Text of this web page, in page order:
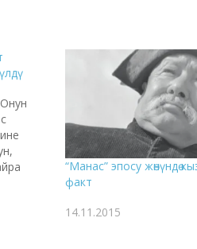
“Манас” эпосу жөнүндө
факт
14.11.2015